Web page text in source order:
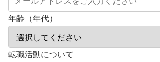
年齢（年代）
転職活動について